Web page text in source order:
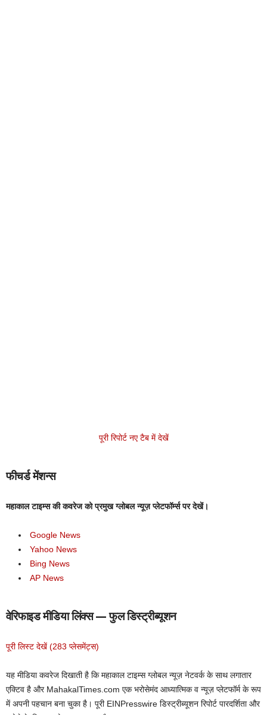
पूरी रिपोर्ट नए टैब में देखें
फीचर्ड मेंशन्स
महाकाल टाइम्स की कवरेज को प्रमुख ग्लोबल न्यूज़ प्लेटफॉर्म्स पर देखें।
Google News
Yahoo News
Bing News
AP News
वेरिफाइड मीडिया लिंक्स — फुल डिस्ट्रीब्यूशन
पूरी लिस्ट देखें (283 प्लेसमेंट्स)
यह मीडिया कवरेज दिखाती है कि महाकाल टाइम्स ग्लोबल न्यूज़ नेटवर्क के साथ लगातार
एक्टिव है और MahakalTimes.com एक भरोसेमंद आध्यात्मिक व न्यूज़ प्लेटफॉर्म के रूप
में अपनी पहचान बना चुका है। पूरी EINPresswire डिस्ट्रीब्यूशन रिपोर्ट पारदर्शिता और